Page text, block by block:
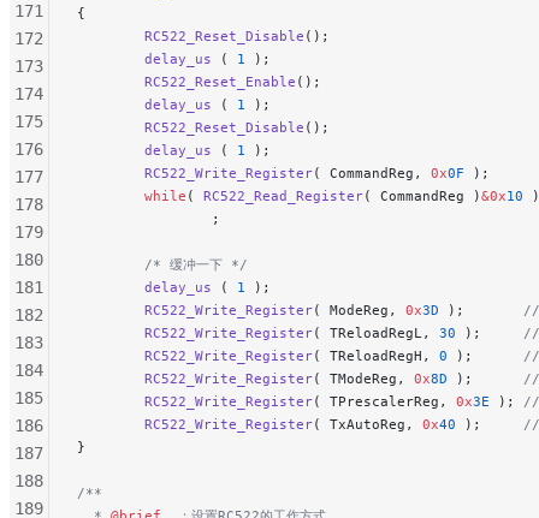
{
        RC522_Reset_Disable
();
        delay_us
( 1 );
        RC522_Reset_Enable
();
        delay_us
( 1 );
        RC522_Reset_Disable
();
        delay_us
( 1 );
        RC522_Write_Register
( CommandReg, 0x0F );
        while
( RC522_Read_Register( CommandReg )&0x10 )
                ;
        /* 缓冲一下 */
        delay_us
( 1 );
        RC522_Write_Register
( ModeReg, 0x3D );
//
        RC522_Write_Register
( TReloadRegL, 30 );
//
        RC522_Write_Register
( TReloadRegH, 0 );
//
        RC522_Write_Register
( TModeReg, 0x8D );
//
        RC522_Write_Register
( TPrescalerReg, 0x3E );
//
        RC522_Write_Register
( TxAutoReg, 0x40 );
//
}
/**
171
172
173
174
175
176
177
178
179
180
181
182
183
184
185
186
187
188
189